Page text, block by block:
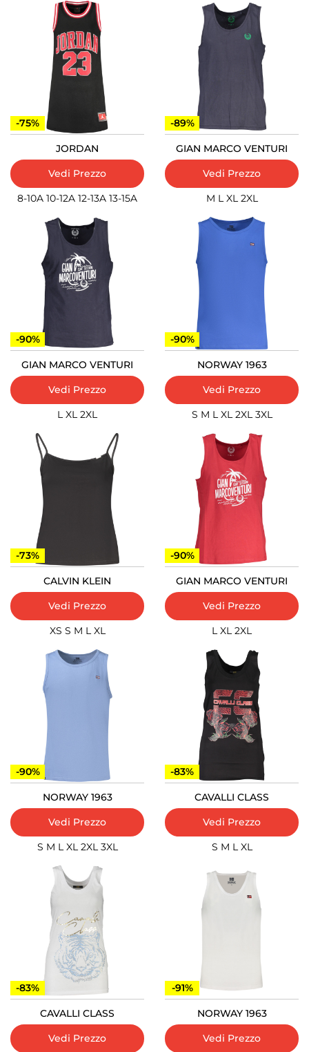
-75%
JORDAN
Vedi Prezzo
8-10A 10-12A 12-13A 13-15A
-89%
GIAN MARCO VENTURI
Vedi Prezzo
M L XL 2XL
-90%
GIAN MARCO VENTURI
Vedi Prezzo
L XL 2XL
-90%
NORWAY 1963
Vedi Prezzo
S M L XL 2XL 3XL
-73%
CALVIN KLEIN
Vedi Prezzo
XS S M L XL
-90%
GIAN MARCO VENTURI
Vedi Prezzo
L XL 2XL
-90%
NORWAY 1963
Vedi Prezzo
S M L XL 2XL 3XL
-83%
CAVALLI CLASS
Vedi Prezzo
S M L XL
-83%
CAVALLI CLASS
Vedi Prezzo
-91%
NORWAY 1963
Vedi Prezzo